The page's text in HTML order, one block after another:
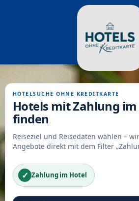
HOTELSUCHE OHNE KREDITKARTE
Hotels mit Zahlung
finden
Reiseziel und Reisedaten wählen –
Angebote direkt mit dem Filter
✓ Zahlung im Hotel